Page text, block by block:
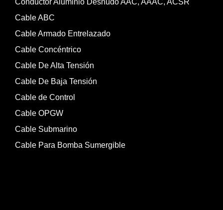
Cable ABC
Cable Armado Entrelazado
Cable Concéntrico
Cable De Alta Tensión
Cable De Baja Tensión
Cable de Control
Cable OPGW
Cable Submarino
Cable Para Bomba Sumergible